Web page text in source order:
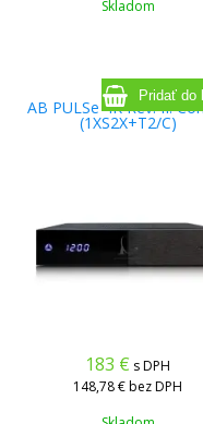
Skladom
AB PULSe 4K Rev. II.
(1XS2X+T2/C)
183 € s DPH
148,78 €bez DPH